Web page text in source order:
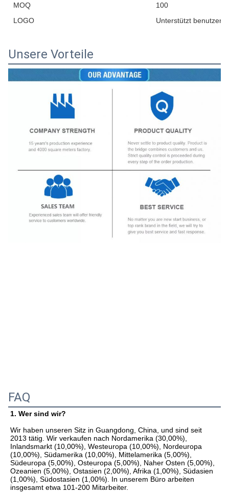
MOQ
100
LOGO
Unterstützt
Unsere Vorteile
FAQ
1. Wer sind wir?
Wir haben unseren Sitz in Guangdong, China, und sind seit
2013 tätig. Wir verkaufen nach Nordamerika (30,00%),
Inlandsmarkt (10,00%), Westeuropa (10,00%), Nordeuropa
(10,00%), Südamerika (10,00%), Mittelamerika (5,00%),
Südeuropa (5,00%), Osteuropa (5,00%), Naher Osten (5,00%),
Ozeanien (5,00%), Ostasien (2,00%), Afrika (1,00%), Südasien
(1,00%), Südostasien (1,00%). In unserem Büro arbeiten
insgesamt etwa 101-200 Mitarbeiter.